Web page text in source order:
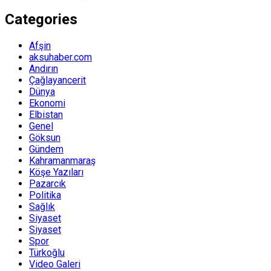
Categories
Afşin
aksuhaber.com
Andırın
Çağlayancerit
Dünya
Ekonomi
Elbistan
Genel
Göksun
Gündem
Kahramanmaraş
Köşe Yazıları
Pazarcık
Politika
Sağlık
Siyaset
Siyaset
Spor
Türkoğlu
Video Galeri